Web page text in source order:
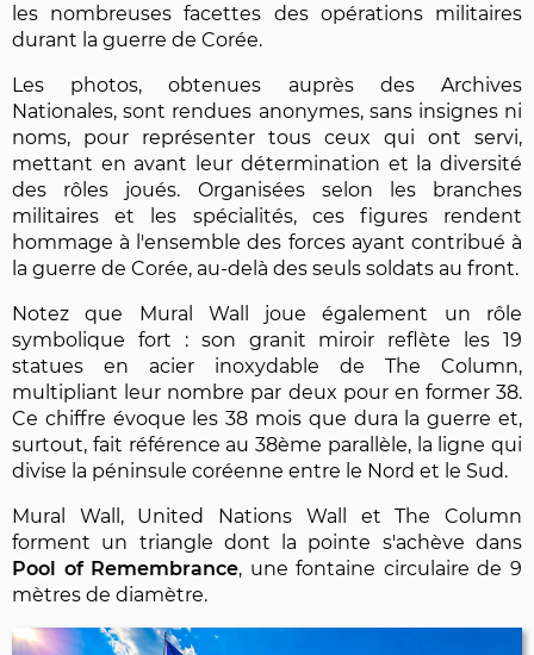
les nombreuses facettes des opérations militaires
durant la guerre de Corée.
Les photos, obtenues auprès des Archives
Nationales, sont rendues anonymes, sans insignes ni
noms, pour représenter tous ceux qui ont servi,
mettant en avant leur détermination et la diversité
des rôles joués. Organisées selon les branches
militaires et les spécialités, ces figures rendent
hommage à l'ensemble des forces ayant contribué à
la guerre de Corée, au-delà des seuls soldats au front.
Notez que Mural Wall joue également un rôle
symbolique fort : son granit miroir reflète les 19
statues en acier inoxydable de The Column,
multipliant leur nombre par deux pour en former 38.
Ce chiffre évoque les 38 mois que dura la guerre et,
surtout, fait référence au 38ème parallèle, la ligne qui
divise la péninsule coréenne entre le Nord et le Sud.
Mural Wall, United Nations Wall et The Column
forment un triangle dont la pointe s'achève dans
Pool of Remembrance, une fontaine circulaire de 9
mètres de diamètre.